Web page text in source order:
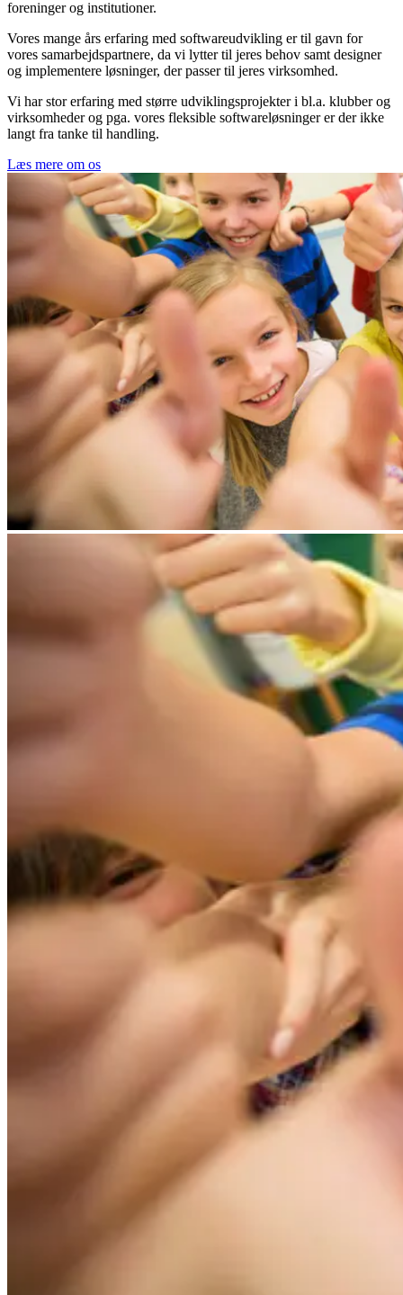
foreninger og institutioner.
Vores mange års erfaring med softwareudvikling er til gavn for
vores samarbejdspartnere, da vi lytter til jeres behov samt designer
og implementere løsninger, der passer til jeres virksomhed.
Vi har stor erfaring med større udviklingsprojekter i bl.a. klubber og
virksomheder og pga. vores fleksible softwareløsninger er der ikke
langt fra tanke til handling.
Læs mere om os